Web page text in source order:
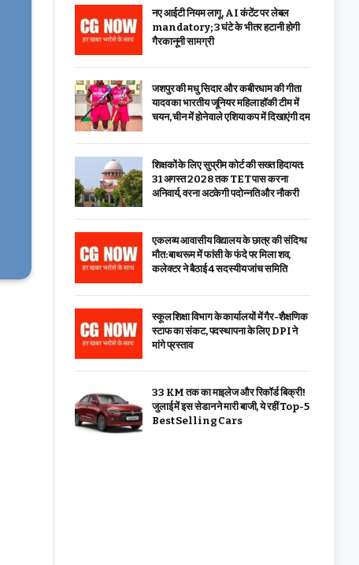
नए आईटी नियम लागू, AI कंटेंट पर लेबल
mandatory; 3 घंटे के भीतर हटानी होगी
गैरकानूनी सामग्री
जशपुर की मधु सिदार और कबीरधाम की गीता
यादव का भारतीय जूनियर महिला हॉकी टीम में
चयन, चीन में होने वाले एशिया कप में दिखाएंगी दम
शिक्षकों के लिए सुप्रीम कोर्ट की सख्त हिदायत:
31 अगस्त 2028 तक TET पास करना
अनिवार्य, वरना अटकेगी पदोन्नति और नौकरी
एकलव्य आवासीय विद्यालय के छात्र की संदिग्ध
मौत: बाथरूम में फांसी के फंदे पर मिला शव,
कलेक्टर ने बैठाई 4 सदस्यीय जांच समिति
स्कूल शिक्षा विभाग के कार्यालयों में गैर-शैक्षणिक
स्टाफ का संकट, पदस्थापना के लिए DPI ने
मांगे प्रस्ताव
33 KM तक का माइलेज और रिकॉर्ड बिक्री!
जुलाई में इस सेडान ने मारी बाजी, ये रहीं Top-5
Best Selling Cars